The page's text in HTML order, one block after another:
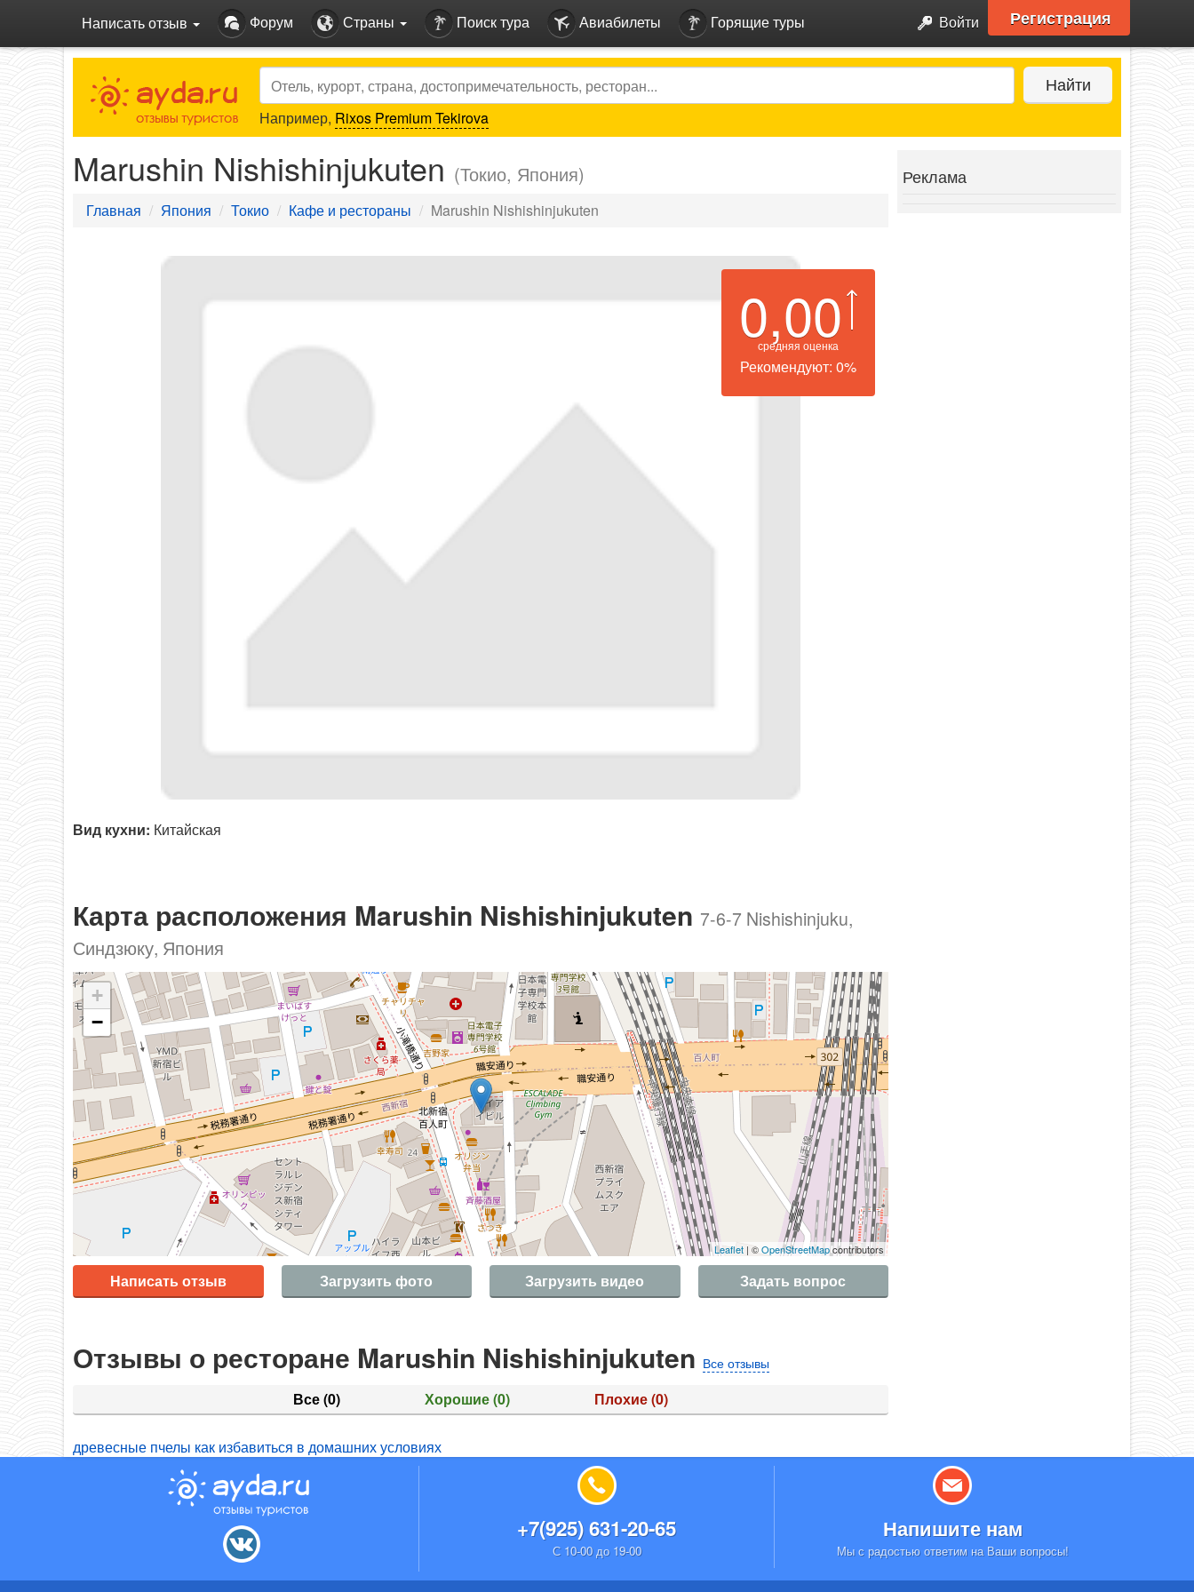
Написать отзыв Форум Страны Поиск тура Авиабилеты Горящие туры Войти Регистрация
Search Найти
Например, Rixos Premium Tekirova
Marushin Nishishinjukuten (Токио, Япония)
Главная Япония Токио Кафе и рестораны Marushin Nishishinjukuten
0,00
средняя оценка
Рекомендуют: 0%
Вид кухни: Китайская
Карта расположения Marushin Nishishinjukuten 7-6-7 Nishishinjuku,
Синдзюку, Япония
+
−
Leaflet | ©OpenStreetMapcontributors
Написать отзыв Загрузить фото Загрузить видео Задать вопрос
Отзывы о ресторане Marushin Nishishinjukuten Все отзывы
Все(0) Хорошие(0) Плохие(0)
Реклама
древесные пчелы как избавиться в домашних условиях
+7(925) 631-20-65
С 10-00 до 19-00
Напишите нам
Мы с радостью ответим на Ваши вопросы!